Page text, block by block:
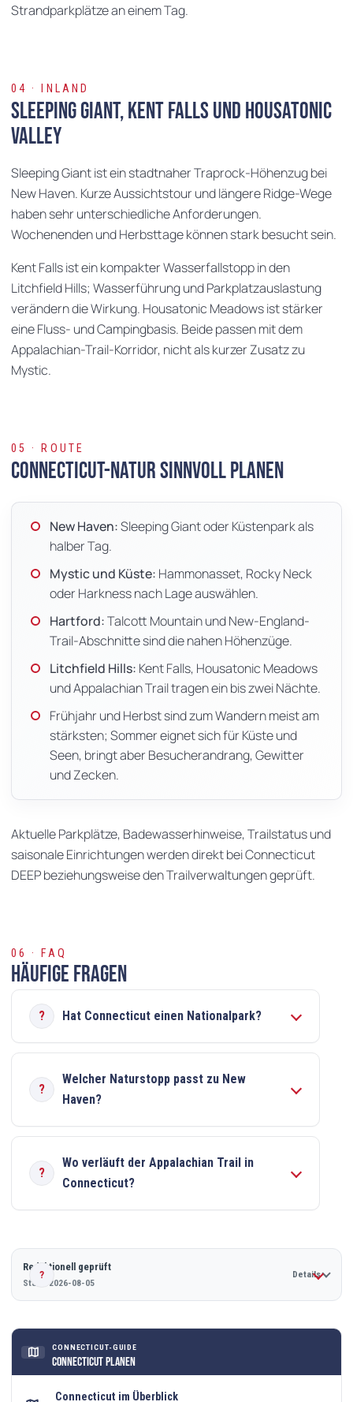
Strandparkplätze an einem Tag.
04 · INLAND
Sleeping Giant, Kent Falls und Housatonic
Valley
Sleeping Giant ist ein stadtnaher Traprock-Höhenzug bei
New Haven. Kurze Aussichtstour und längere Ridge-Wege
haben sehr unterschiedliche Anforderungen.
Wochenenden und Herbsttage können stark besucht sein.
Kent Falls ist ein kompakter Wasserfallstopp in den
Litchfield Hills; Wasserführung und Parkplatzauslastung
verändern die Wirkung. Housatonic Meadows ist stärker
eine Fluss- und Campingbasis. Beide passen mit dem
Appalachian-Trail-Korridor, nicht als kurzer Zusatz zu
Mystic.
05 · ROUTE
Connecticut-Natur sinnvoll planen
New Haven:Sleeping Giant oder Küstenpark als
halber Tag.
Mystic und Küste: Hammonasset, Rocky Neck
oder Harkness nach Lage auswählen.
Hartford:Talcott Mountain und New-England-
Trail-Abschnitte sind die nahen Höhenzüge.
Litchfield Hills: Kent Falls, Housatonic Meadows
und Appalachian Trail tragen ein bis zwei Nächte.
Frühjahr und Herbst sind zum Wandern meist am
stärksten; Sommer eignet sich für Küste und
Seen, bringt aber Besucherandrang, Gewitter
und Zecken.
Aktuelle Parkplätze, Badewasserhinweise, Trailstatus und
saisonale Einrichtungen werden direkt bei Connecticut
DEEP beziehungsweise den Trailverwaltungen geprüft.
06 · FAQ
Häufige Fragen
Hat Connecticut einen Nationalpark?
Welcher Naturstopp passt zu New
Haven?
Wo verläuft der Appalachian Trail in
Connecticut?
Redaktionell geprüft
Stand 2026-08-05
Details
map CONNECTICUT-GUIDE
Connecticut planen
Connecticut im Überblick